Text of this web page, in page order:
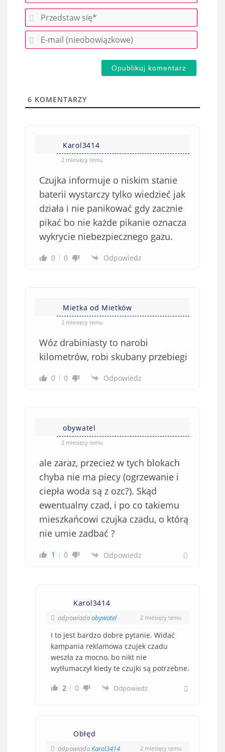
P
r
e
w
E
-
(
6 KOMENTARZY
Karol3414
2 miesięcy temu
Czujka informuje o niskim stanie
baterii wystarczy tylko wiedzieć jak
działa i nie panikować gdy zacznie
pikać bo nie każde pikanie oznacza
wykrycie niebezpiecznego gazu.
0 0 Odpowiedz
Mietka od Mietków
2 miesięcy temu
Wóz drabiniasty to narobi
kilometrów, robi skubany przebiegi
0 0 Odpowiedz
obywatel
2 miesięcy temu
ale zaraz, przecież w tych blokach
chyba nie ma piecy (ogrzewanie i
ciepła woda są z ozc?). Skąd
ewentualny czad, i po co takiemu
mieszkańcowi czujka czadu, o którą
nie umie zadbać ?
1 0 Odpowiedz
Karol3414
odpowiadaobywatel 2 miesięcy temu
I to jest bardzo dobre pytanie. Widać
kampania reklamowa czujek czadu
weszła za mocno, bo nikt nie
wytłumaczył kiedy te czujki są potrzebne.
2 0 Odpowiedz
Obłęd
odpowiadaKarol3414 2 miesięcy temu